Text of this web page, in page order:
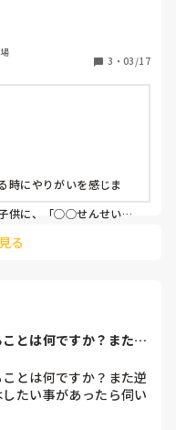
3 ・ 03/17
時にやりがいを感じま
供に、「◯◯せんせい」
る
とは何ですか？また逆
とは何ですか？また逆
たい事があったら伺い